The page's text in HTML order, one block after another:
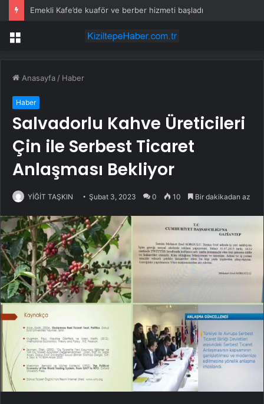
Emekli Kafe’de kuaför ve berber hizmeti başladı
Menü
Anasayfa / Haber
Haber
Salvadorlu Kahve Üreticileri
Çin ile Serbest Ticaret
Anlaşması Bekliyor
YİĞİT TAŞKIN Şubat 3, 2023 0 10 Bir dakikadan az